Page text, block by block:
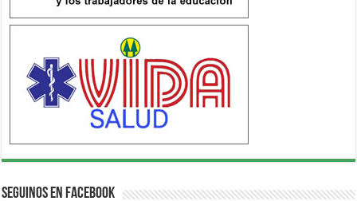
Seguinos en Facebook